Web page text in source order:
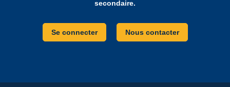
secondaire.
Se connecter Nous contacter